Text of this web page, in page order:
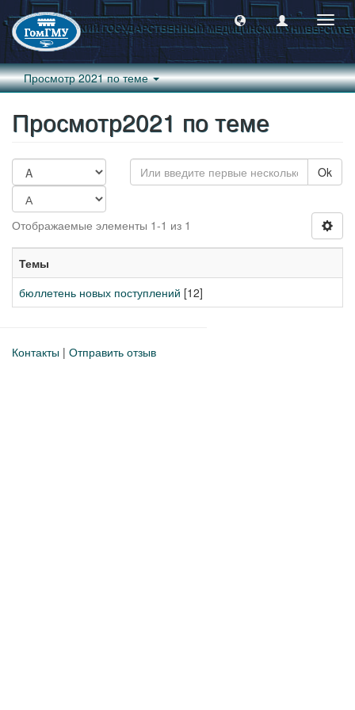
Просмотр 2021 по теме
Просмотр2021 по теме
Ok
Отображаемые элементы 1-1 из 1
Темы
бюллетень новых поступлений [12]
Контакты | Отправить отзыв